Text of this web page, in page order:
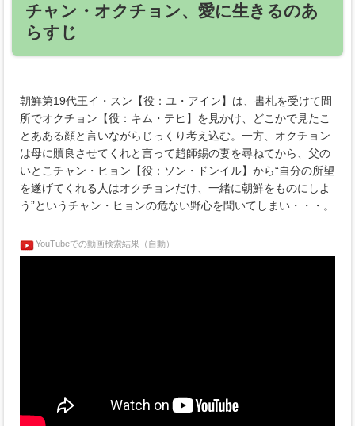
チャン・オクチョン、愛に生きるのあ
らすじ
朝鮮第19代王イ・スン【役：ユ・アイン】は、書札を受けて間
所でオクチョン【役：キム・テヒ】を見かけ、どこかで見たこ
とあある顔と言いながらじっくり考え込む。一方、オクチョン
は母に贖良させてくれと言って趙師錫の妻を尋ねてから、父の
いとこチャン・ヒョン【役：ソン・ドンイル】から“自分の所望
を遂げてくれる人はオクチョンだけ、一緒に朝鮮をものにしよ
う”というチャン・ヒョンの危ない野心を聞いてしまい・・・。
YouTubeでの動画検索結果（自動）